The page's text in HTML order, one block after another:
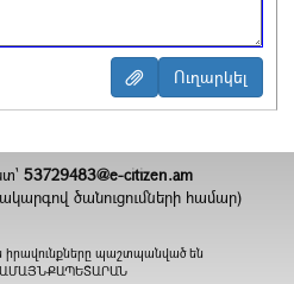
53729483@e-citizen.am
ծանուցումների համար)
իրավունքները պաշտպանված են